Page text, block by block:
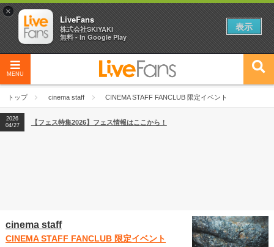
MENU
トップ cinema staff CINEMA STAFF FANCLUB 限定イベント
2026
04/27
2026
【ライブ動員ランキング】2026年上半期編発表！
2026
04/27
【フェス特集2026】フェス情報はここから！
cinema staff
CINEMA STAFF FANCLUB 限定イベント
×
LiveFans
株式会社SKIYAKI
無料 - In Google Play
表示